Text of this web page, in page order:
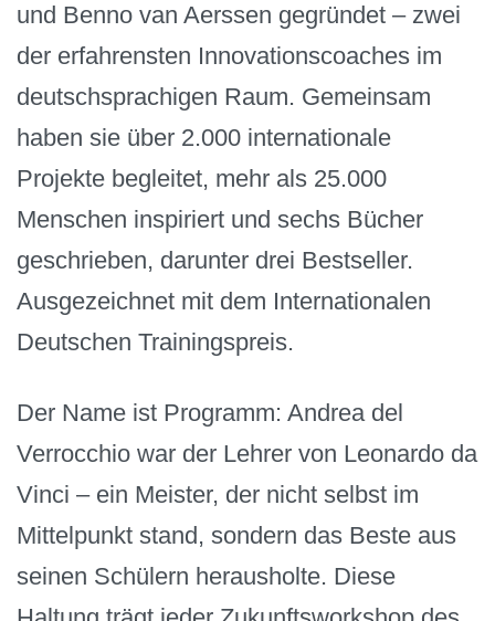
und Benno van Aerssen gegründet – zwei
der erfahrensten Innovationscoaches im
deutschsprachigen Raum. Gemeinsam
haben sie über 2.000 internationale
Projekte begleitet, mehr als 25.000
Menschen inspiriert und sechs Bücher
geschrieben, darunter drei Bestseller.
Ausgezeichnet mit dem Internationalen
Deutschen Trainingspreis.
Der Name ist Programm: Andrea del
Verrocchio war der Lehrer von Leonardo da
Vinci – ein Meister, der nicht selbst im
Mittelpunkt stand, sondern das Beste aus
seinen Schülern herausholte. Diese